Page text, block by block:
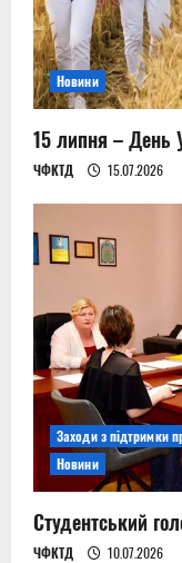
Новини
15 липня – День
ЧФКТД 15.07.2026
Заходи з підтримки
Новини
Студентський
ЧФКТД 10.07.2026